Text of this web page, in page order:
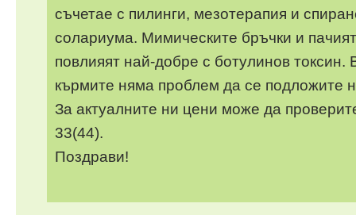
съчетае с пилинги, мезотерапия и
солариума. Мимическите бръчки и
повлияят най-добре с ботулинов токсин.
кърмите няма проблем да се подложите
За актуалните ни цени може да
33(44).
Поздрави!